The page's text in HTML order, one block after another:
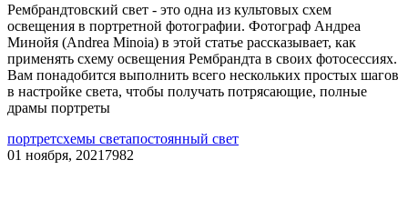
Рембрандтовский свет - это одна из культовых схем
освещения в портретной фотографии. Фотограф Андреа
Минойя (Andrea Minoia) в этой статье рассказывает, как
применять схему освещения Рембрандта в своих фотосессиях.
Вам понадобится выполнить всего нескольких простых шагов
в настройке света, чтобы получать потрясающие, полные
драмы портреты
портретсхемы светапостоянный свет
01 ноября, 2021 7982